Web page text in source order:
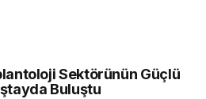
Sektörünün Güçlü
Buluştu